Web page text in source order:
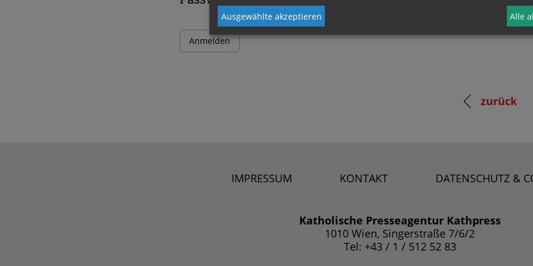
zurück
IMPRESSUM KONTAKT DATENSCHUTZ &
Katholische Presseagentur Kathpress
1010 Wien, Singerstraße 7/6/2
Tel: +43 / 1 / 512 52 83
Ausgewählte akzeptieren Alle